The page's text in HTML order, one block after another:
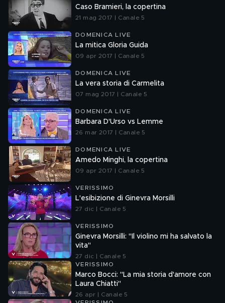
Caso Bramieri, la copertina
21 mag 2017 | Canale 5
DOMENICA LIVE
La mitica Gloria Guida
09 apr 2017 | Canale 5
DOMENICA LIVE
La vera storia di Carmelita
07 mag 2017 | Canale 5
DOMENICA LIVE
Barbara D'Urso vs Lemme
26 mar 2017 | Canale 5
DOMENICA LIVE
Amedo Minghi, la copertina
09 apr 2017 | Canale 5
VERISSIMO
L'esibizione di Ginevra Morsilli
27 dic | Canale 5
VERISSIMO
Ginevra Morsilli: "Il violino mi ha salvato la
vita"
27 dic | Canale 5
VERISSIMO
Marco Bocci: "La mia storia d'amore con
Laura Chiatti"
26 apr | Canale 5